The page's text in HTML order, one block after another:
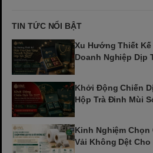
TIN TỨC NỔI BẬT
Xu Hướng Thiết Kế
Doanh Nghiệp Dịp
Khởi Động Chiến
Hộp Trà Đinh Mùi
Kinh Nghiệm
Vải Không Dệt